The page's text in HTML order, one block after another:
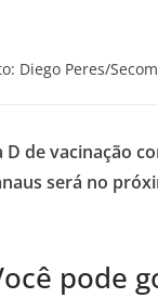
Diego Peres/Secom
D de vacinação
será no
pode